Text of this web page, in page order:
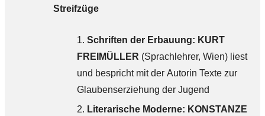
Streifzüge
Schriften der Erbauung: KURT
FREIMÜLLER (Sprachlehrer, Wien) liest
und bespricht mit der Autorin Texte zur
Glaubenserziehung der Jugend
Literarische Moderne: KONSTANZE